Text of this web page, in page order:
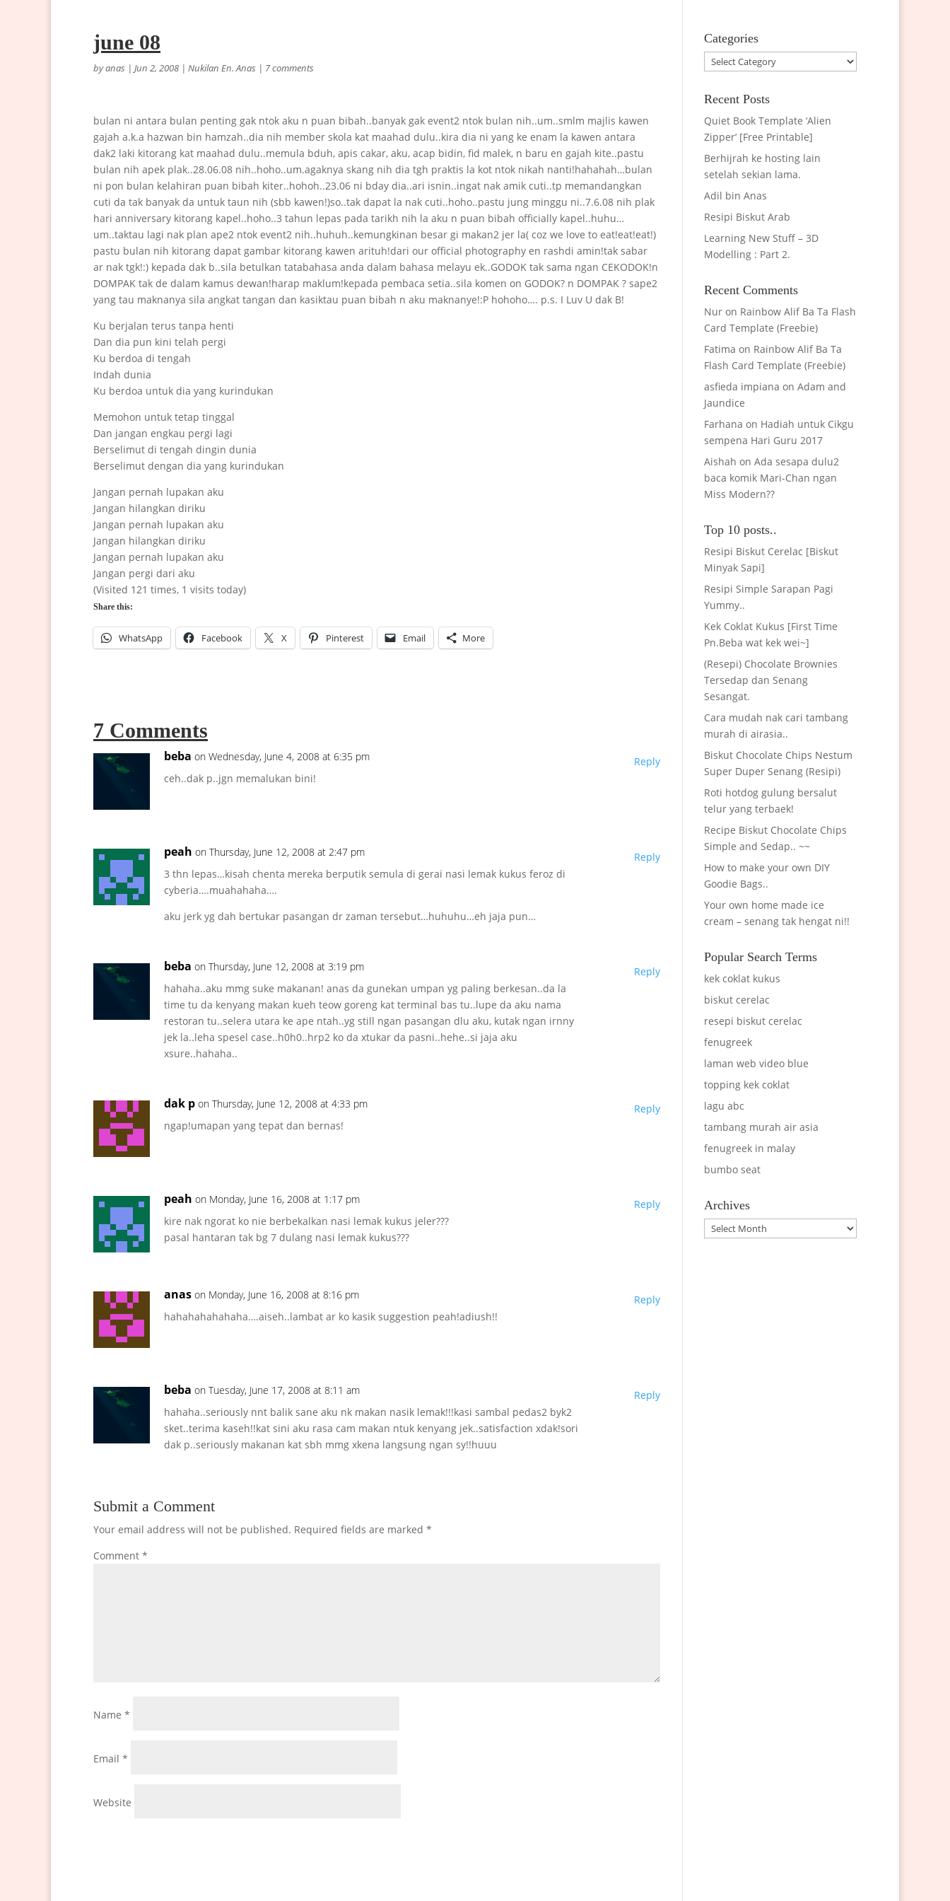
june 08
byanas | Jun 2, 2008 | Nukilan En. Anas | 7 comments
bulan ni antara bulan penting gak ntok aku n puan bibah..banyak gak event2 ntok bulan nih..um..smlm majlis kawen
gajah a.k.a hazwan bin hamzah..dia nih member skola kat maahad dulu..kira dia ni yang ke enam la kawen antara
dak2 laki kitorang kat maahad dulu..memula bduh, apis cakar, aku, acap bidin, fid malek, n baru en gajah kite..pastu
bulan nih apek plak..28.06.08 nih..hoho..um.agaknya skang nih dia tgh praktis la kot ntok nikah nanti!hahahah…bulan
ni pon bulan kelahiran puan bibah kiter..hohoh..23.06 ni bday dia..ari isnin..ingat nak amik cuti..tp memandangkan
cuti da tak banyak da untuk taun nih (sbb kawen!)so..tak dapat la nak cuti..hoho..pastu jung minggu ni..7.6.08 nih plak
hari anniversary kitorang kapel..hoho..3 tahun lepas pada tarikh nih la aku n puan bibah officially kapel..huhu…
um..taktau lagi nak plan ape2 ntok event2 nih..huhuh..kemungkinan besar gi makan2 jer la( coz we love to eat!eat!eat!)
pastu bulan nih kitorang dapat gambar kitorang kawen arituh!dari our official photography en rashdi amin!tak sabar
ar nak tgk!:) kepada dak b..sila betulkan tatabahasa anda dalam bahasa melayu ek..GODOK tak sama ngan CEKODOK!n
DOMPAK tak de dalam kamus dewan!harap maklum!kepada pembaca setia..sila komen on GODOK? n DOMPAK ? sape2
yang tau maknanya sila angkat tangan dan kasiktau puan bibah n aku maknanye!:P hohoho…. p.s. I Luv U dak B!
Ku berjalan terus tanpa henti
Dan dia pun kini telah pergi
Ku berdoa di tengah
Indah dunia
Ku berdoa untuk dia yang kurindukan
Memohon untuk tetap tinggal
Dan jangan engkau pergi lagi
Berselimut di tengah dingin dunia
Berselimut dengan dia yang kurindukan
Jangan pernah lupakan aku
Jangan hilangkan diriku
Jangan pernah lupakan aku
Jangan hilangkan diriku
Jangan pernah lupakan aku
Jangan pergi dari aku
(Visited 121 times, 1 visits today)
Share this:
WhatsApp Facebook X Pinterest Email More
7 Comments
beba on Wednesday, June 4, 2008 at 6:35 pm
ceh..dak p..jgn memalukan bini!
Reply
peah on Thursday, June 12, 2008 at 2:47 pm
3 thn lepas…kisah chenta mereka berputik semula di gerai nasi lemak kukus feroz di
cyberia….muahahaha….
aku jerk yg dah bertukar pasangan dr zaman tersebut…huhuhu…eh jaja pun…
Reply
beba on Thursday, June 12, 2008 at 3:19 pm
hahaha..aku mmg suke makanan! anas da gunekan umpan yg paling berkesan..da la
time tu da kenyang makan kueh teow goreng kat terminal bas tu..lupe da aku nama
restoran tu..selera utara ke ape ntah..yg still ngan pasangan dlu aku, kutak ngan irnny
jek la..leha spesel case..h0h0..hrp2 ko da xtukar da pasni..hehe..si jaja aku
xsure..hahaha..
Reply
dak p on Thursday, June 12, 2008 at 4:33 pm
ngap!umapan yang tepat dan bernas!
Reply
peah on Monday, June 16, 2008 at 1:17 pm
kire nak ngorat ko nie berbekalkan nasi lemak kukus jeler???
pasal hantaran tak bg 7 dulang nasi lemak kukus???
Reply
anas on Monday, June 16, 2008 at 8:16 pm
hahahahahahaha….aiseh..lambat ar ko kasik suggestion peah!adiush!!
Reply
beba on Tuesday, June 17, 2008 at 8:11 am
hahaha..seriously nnt balik sane aku nk makan nasik lemak!!!kasi sambal pedas2 byk2
sket..terima kaseh!!kat sini aku rasa cam makan ntuk kenyang jek..satisfaction xdak!sori
dak p..seriously makanan kat sbh mmg xkena langsung ngan sy!!huuu
Reply
Submit a Comment
Your email address will not be published. Required fields are marked *
Comment *
Name *
Email *
Website
Categories
Categories
Recent Posts
Quiet Book Template ‘Alien
Zipper’ [Free Printable]
Berhijrah ke hosting lain
setelah sekian lama.
Adil bin Anas
Resipi Biskut Arab
Learning New Stuff – 3D
Modelling : Part 2.
Recent Comments
Nur on Rainbow Alif Ba Ta Flash
Card Template (Freebie)
Fatima on Rainbow Alif Ba Ta
Flash Card Template (Freebie)
asfieda impiana onAdam and
Jaundice
Farhana on Hadiah untuk Cikgu
sempena Hari Guru 2017
Aishah onAda sesapa dulu2
baca komik Mari-Chan ngan
Miss Modern??
Top 10 posts..
Resipi Biskut Cerelac [Biskut
Minyak Sapi]
Resipi Simple Sarapan Pagi
Yummy..
Kek Coklat Kukus [First Time
Pn.Beba wat kek wei~]
(Resepi) Chocolate Brownies
Tersedap dan Senang
Sesangat.
Cara mudah nak cari tambang
murah di airasia..
Biskut Chocolate Chips Nestum
Super Duper Senang (Resipi)
Roti hotdog gulung bersalut
telur yang terbaek!
Recipe Biskut Chocolate Chips
Simple and Sedap.. ~~
How to make your own DIY
Goodie Bags..
Your own home made ice
cream – senang tak hengat ni!!
Popular Search Terms
kek coklat kukus
biskut cerelac
resepi biskut cerelac
fenugreek
laman web video blue
topping kek coklat
lagu abc
tambang murah air asia
fenugreek in malay
bumbo seat
Archives
Archives